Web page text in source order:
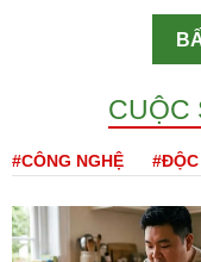
CUỘC
#CÔNG NGHỆ